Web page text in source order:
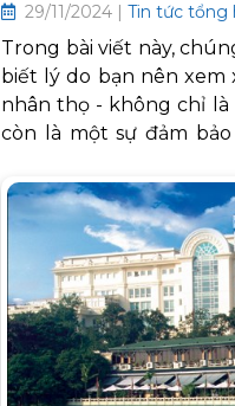
29/11/2024 | Tin tức tổng
Trong bài viết này,
biết lý do bạn nên xem
nhân thọ - không chỉ
còn là một sự đảm
thương. Hãy cùng tìm
mà bảo hiểm nhân thọ
nó có thể là quyết định
từng thực hiện!